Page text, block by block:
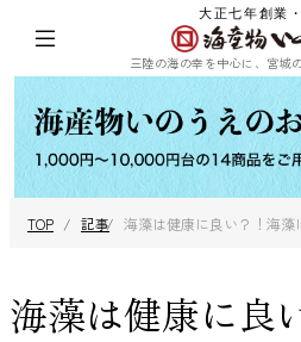
大正七年創業
三陸の海の幸を中心に、宮城
三陸の塩蔵わ
めかぶ
TOP 記事 海藻は健康に良い？！海
海藻は健康に良